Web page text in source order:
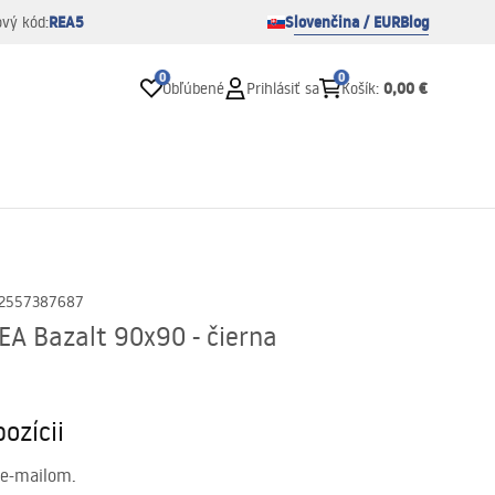
kód:REA5 Slovenčina / EURBlog
0
Obľúbené Prihlásiť sa
0
Košík: 0,00 €
Bazalt 90x90 - čierna
mailom.